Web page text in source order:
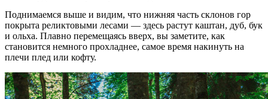
Поднимаемся выше и видим, что нижняя часть склонов гор
покрыта реликтовыми лесами — здесь растут каштан, дуб, бук
и ольха. Плавно перемещаясь вверх, вы заметите, как
становится немного прохладнее, самое время накинуть на
плечи плед или кофту.